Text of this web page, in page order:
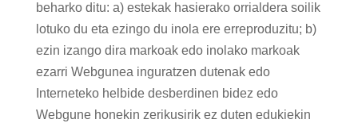
beharko ditu: a) estekak hasierako orrialdera soilik
lotuko du eta ezingo du inola ere erreproduzitu; b)
ezin izango dira markoak edo inolako markoak
ezarri Webgunea inguratzen dutenak edo
Interneteko helbide desberdinen bidez edo
Webgune honekin zerikusirik ez duten edukiekin